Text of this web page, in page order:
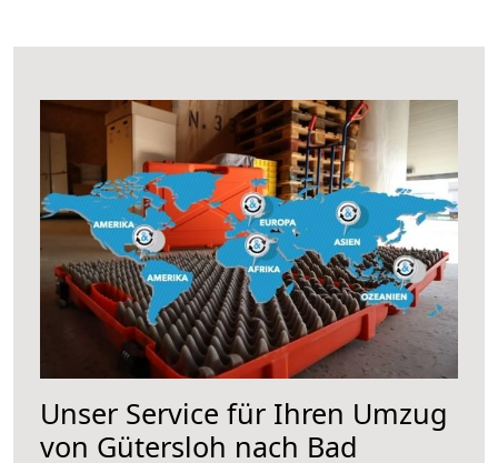
Unser Service für Ihren Umzug
von Gütersloh nach Bad